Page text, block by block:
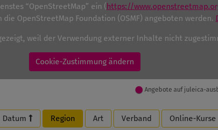
“OpenStreetMap” ein ( https://
die OpenStreetMap Foundation (OSMF) angeboten werden.
weil der Verwendung externer Inhalte nicht
Cookie-Zustimmung ändern
Angebote auf juleica-
Datum Region Art Verband Online-Kurse